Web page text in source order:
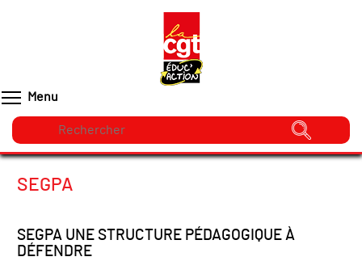
Menu
SEGPA
SEGPA UNE STRUCTURE PÉDAGOGIQUE À
DÉFENDRE